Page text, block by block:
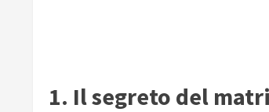
1. Il segreto del